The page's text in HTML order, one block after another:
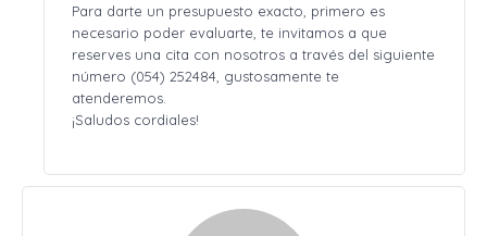
Para darte un presupuesto exacto, primero es
necesario poder evaluarte, te invitamos a que
reserves una cita con nosotros a través del siguiente
número (054) 252484, gustosamente te
atenderemos.
¡Saludos cordiales!